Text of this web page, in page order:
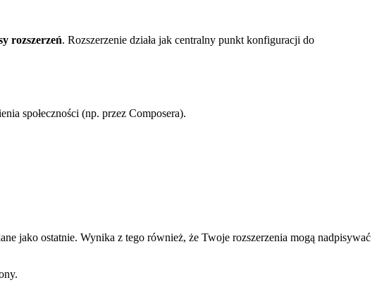
rozszerzeń. Rozszerzenie działa jak centralny punkt konfiguracji do
społeczności (np. przez Composera).
jako ostatnie. Wynika z tego również, że Twoje rozszerzenia mogą nadpisywać